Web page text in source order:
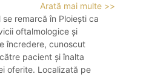
Arată mai multe >>
remarcă în Ploiești ca
oftalmologice și
încredere, cunoscut
pacient și înalta
oferite. Localizată pe